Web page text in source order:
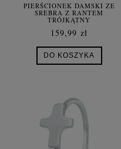
PIERŚCIONEK DAMSKI ZE
SREBRA Z RANTEM
TRÓJKĄTNY
159,99 zł
DO KOSZYKA